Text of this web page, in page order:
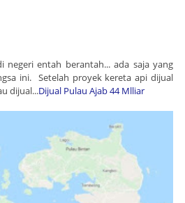
negeri entah berantah... ada saja yang
ini. Setelah proyek kereta api dijual
dijual...Dijual Pulau Ajab 44 Mlliar